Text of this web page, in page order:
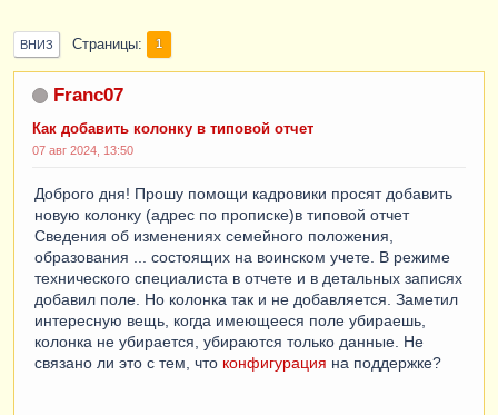
ВНИЗ Страницы 1
Franc07
Как добавить колонку в типовой отчет
07 авг 2024, 13:50
Доброго дня! Прошу помощи кадровики просят добавить
новую колонку (адрес по прописке)в типовой отчет
Сведения об изменениях семейного положения,
образования ... состоящих на воинском учете. В режиме
технического специалиста в отчете и в детальных записях
добавил поле. Но колонка так и не добавляется. Заметил
интересную вещь, когда имеющееся поле убираешь,
колонка не убирается, убираются только данные. Не
связано ли это с тем, что конфигурация на поддержке?